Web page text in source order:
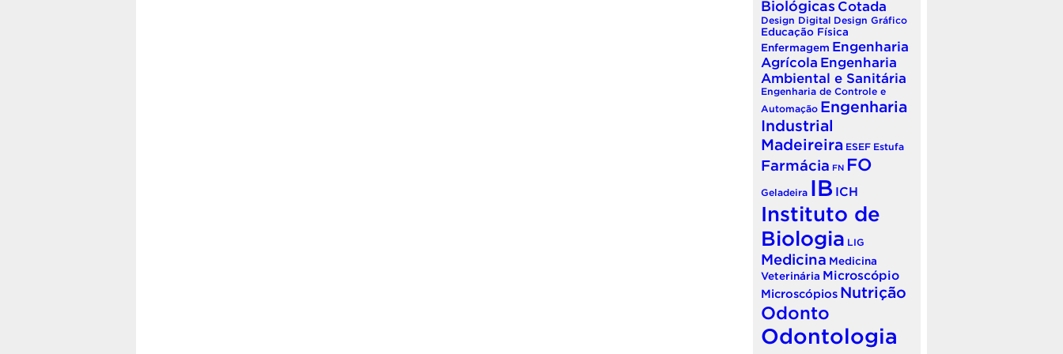
Biológicas Cotada
Design Digital Design Gráfico
Educação Física
Enfermagem Engenharia
Agrícola Engenharia
Ambiental e Sanitária
Engenharia de Controle e
Automação Engenharia
Industrial
Madeireira ESEF Estufa
Farmácia FN FO
Geladeira IB ICH
Instituto de
Biologia LIG
Medicina Medicina
Veterinária Microscópio
Microscópios Nutrição
Odonto
Odontologia